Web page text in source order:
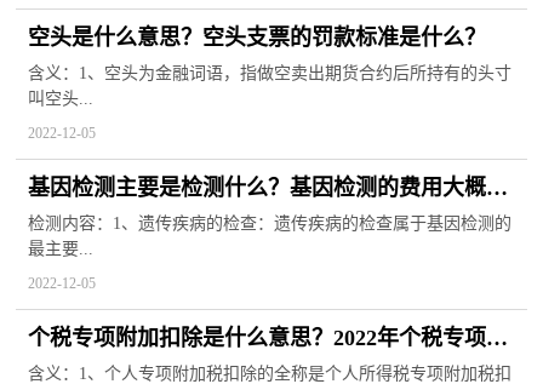
空头是什么意思？空头支票的罚款标准是什么？
含义：1、空头为金融词语，指做空卖出期货合约后所持有的头寸
叫空头...
2022-12-05
基因检测主要是检测什么？基因检测的费用大概是
多少钱？
检测内容：1、遗传疾病的检查：遗传疾病的检查属于基因检测的
最主要...
2022-12-05
个税专项附加扣除是什么意思？2022年个税专项附
加扣除标准
含义：1、个人专项附加税扣除的全称是个人所得税专项附加税扣